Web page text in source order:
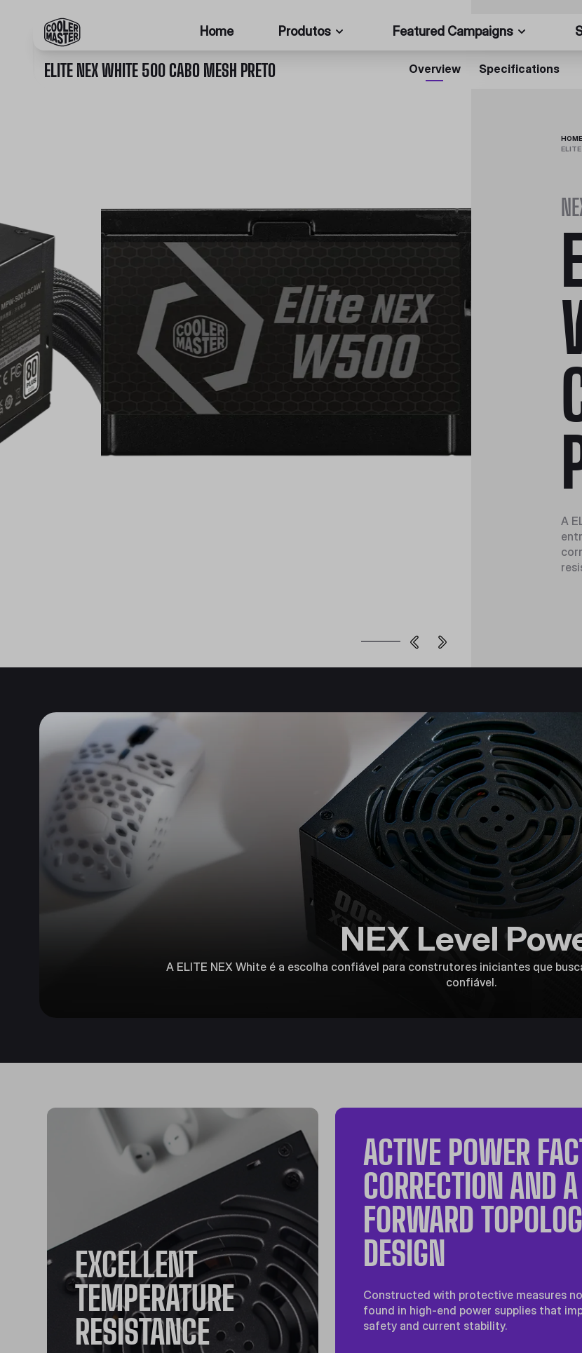
Home Produtos Featured Campaigns
ELITE NEX WHITE 500 CABO MESH PRETO Overview Specifications
HOME
A
NEX Level
A ELITE NEX White é a escolha confiável para construtores iniciantes que
confiável.
EXCELLENT
TEMPERATURE
RESISTANCE
ACTIVE POWER
CORRECTION AND
FORWARD
DESIGN
Constructed with protective measures
found in high-end power supplies that
safety and current stability.